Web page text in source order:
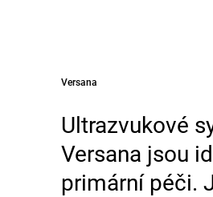
Versana
Ultrazvukové
Versana jsou
primární péči.